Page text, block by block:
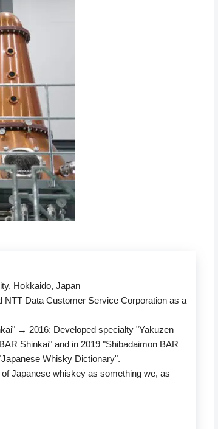
Hokkaido, Japan
NTT Data Customer Service Corporation as a
→ 2016: Developed specialty "Yakuzen
Shinkai" and in 2019 "Shibadaimon BAR
Whisky Dictionary".
Japanese whiskey as something we, as